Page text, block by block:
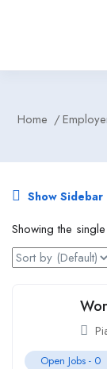
Home
Show Sidebar
Showing the
Open Jobs - 0